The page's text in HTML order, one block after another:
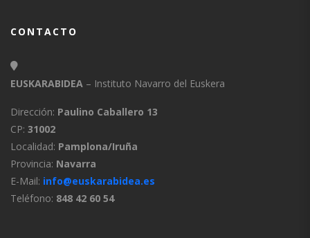
CONTACTO
EUSKARABIDEA – Instituto Navarro del Euskera
Dirección: Paulino Caballero 13
CP: 31002
Localidad: Pamplona/Iruña
Provincia: Navarra
E-Mail: info@euskarabidea.es
Teléfono: 848 42 60 54